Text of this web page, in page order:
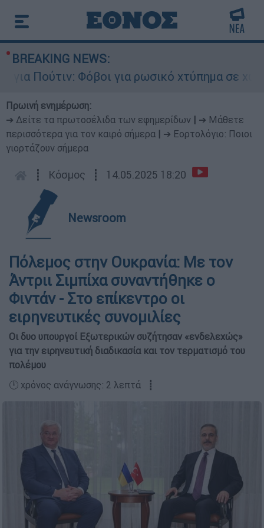
BREAKING NEWS:
Πούτιν: Φόβοι για ρωσικό χτύπημα σε χώρα
Πρωινή ενημέρωση:
➔ Δείτε τα πρωτοσέλιδα των εφημερίδων
➔ Μάθετε
περισσότερα για τον καιρό σήμερα
➔ Εορτολόγιο: Ποιοι
γιορτάζουν σήμερα
┋ Κόσμος ┋ 14.05.2025 18:20
Newsroom
Πόλεμος στην Ουκρανία: Με τον
Άντριι Σιμπίχα συναντήθηκε ο
Φιντάν - Στο επίκεντρο οι
ειρηνευτικές συνομιλίες
Οι δυο υπουργοί Εξωτερικών συζήτησαν «ενδελεχώς»
για την ειρηνευτική διαδικασία και τον τερματισμό του
πολέμου
🕛 χρόνος ανάγνωσης: 2 λεπτά ┋